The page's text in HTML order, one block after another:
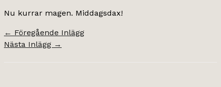
Nu kurrar magen. Middagsdax!
← Föregående Inlägg
Nästa Inlägg →